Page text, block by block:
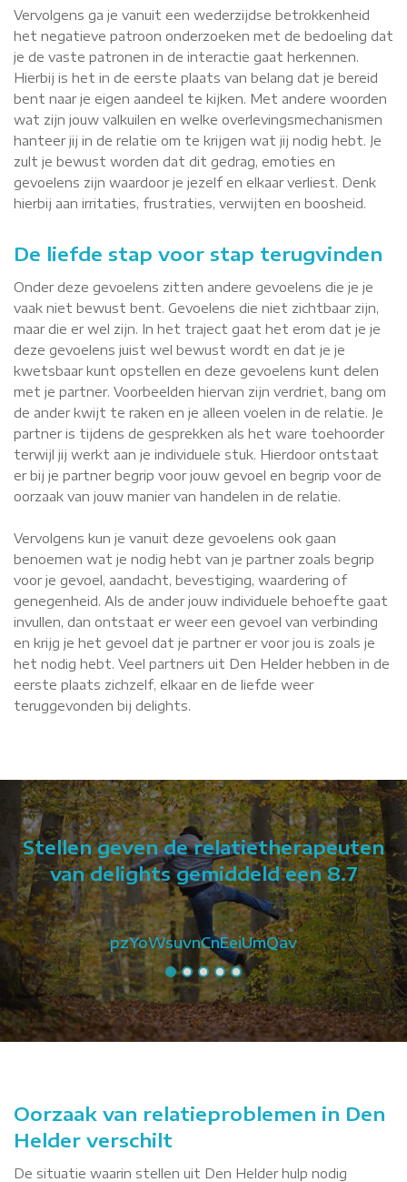
Vervolgens ga je vanuit een wederzijdse betrokkenheid
het negatieve patroon onderzoeken met de bedoeling dat
je de vaste patronen in de interactie gaat herkennen.
Hierbij is het in de eerste plaats van belang dat je bereid
bent naar je eigen aandeel te kijken. Met andere woorden
wat zijn jouw valkuilen en welke overlevingsmechanismen
hanteer jij in de relatie om te krijgen wat jij nodig hebt. Je
zult je bewust worden dat dit gedrag, emoties en
gevoelens zijn waardoor je jezelf en elkaar verliest. Denk
hierbij aan irritaties, frustraties, verwijten en boosheid.
De liefde stap voor stap terugvinden
Onder deze gevoelens zitten andere gevoelens die je je
vaak niet bewust bent. Gevoelens die niet zichtbaar zijn,
maar die er wel zijn. In het traject gaat het erom dat je je
deze gevoelens juist wel bewust wordt en dat je je
kwetsbaar kunt opstellen en deze gevoelens kunt delen
met je partner. Voorbeelden hiervan zijn verdriet, bang om
de ander kwijt te raken en je alleen voelen in de relatie. Je
partner is tijdens de gesprekken als het ware toehoorder
terwijl jij werkt aan je individuele stuk. Hierdoor ontstaat
er bij je partner begrip voor jouw gevoel en begrip voor de
oorzaak van jouw manier van handelen in de relatie.
Vervolgens kun je vanuit deze gevoelens ook gaan
benoemen wat je nodig hebt van je partner zoals begrip
voor je gevoel, aandacht, bevestiging, waardering of
genegenheid. Als de ander jouw individuele behoefte gaat
invullen, dan ontstaat er weer een gevoel van verbinding
en krijg je het gevoel dat je partner er voor jou is zoals je
het nodig hebt. Veel partners uit Den Helder hebben in de
eerste plaats zichzelf, elkaar en de liefde weer
teruggevonden bij delights.
Stellen geven de relatietherapeuten
van delights gemiddeld een 8.7
pzYoWsuvnCnEeiUmQav
Oorzaak van relatieproblemen in Den
Helder verschilt
De situatie waarin stellen uit Den Helder hulp nodig